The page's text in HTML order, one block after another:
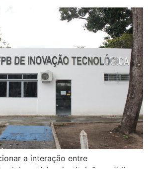
a interação entre
laboratórios, instituições públicas